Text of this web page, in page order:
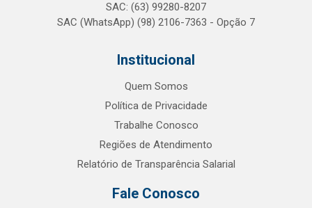
SAC: (63) 99280-8207
SAC (WhatsApp) (98) 2106-7363 - Opção 7
Institucional
Quem Somos
Política de Privacidade
Trabalhe Conosco
Regiões de Atendimento
Relatório de Transparência Salarial
Fale Conosco